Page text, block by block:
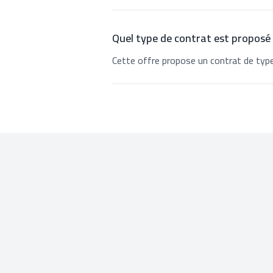
Quel type de contrat est proposé
Cette offre propose un contrat de